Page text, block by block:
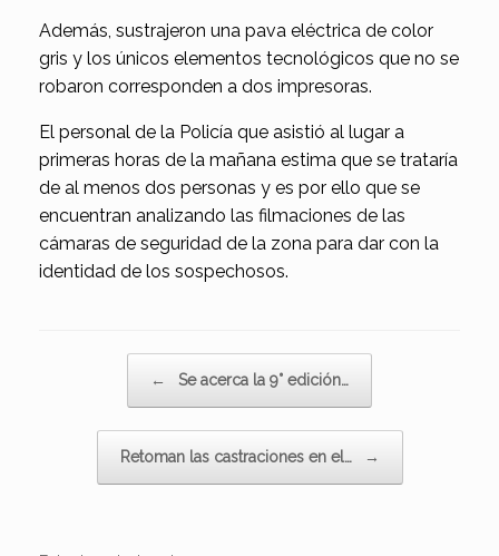
Además, sustrajeron una pava eléctrica de color
gris y los únicos elementos tecnológicos que no se
robaron corresponden a dos impresoras.
El personal de la Policía que asistió al lugar a
primeras horas de la mañana estima que se trataría
de al menos dos personas y es por ello que se
encuentran analizando las filmaciones de las
cámaras de seguridad de la zona para dar con la
identidad de los sospechosos.
← Se acerca la 9° edición…
Retoman las castraciones en el… →